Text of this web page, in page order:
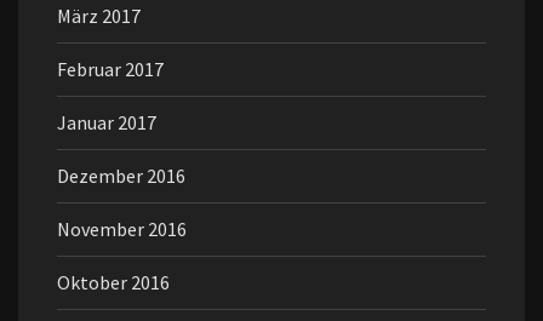
März 2017
Februar 2017
Januar 2017
Dezember 2016
November 2016
Oktober 2016